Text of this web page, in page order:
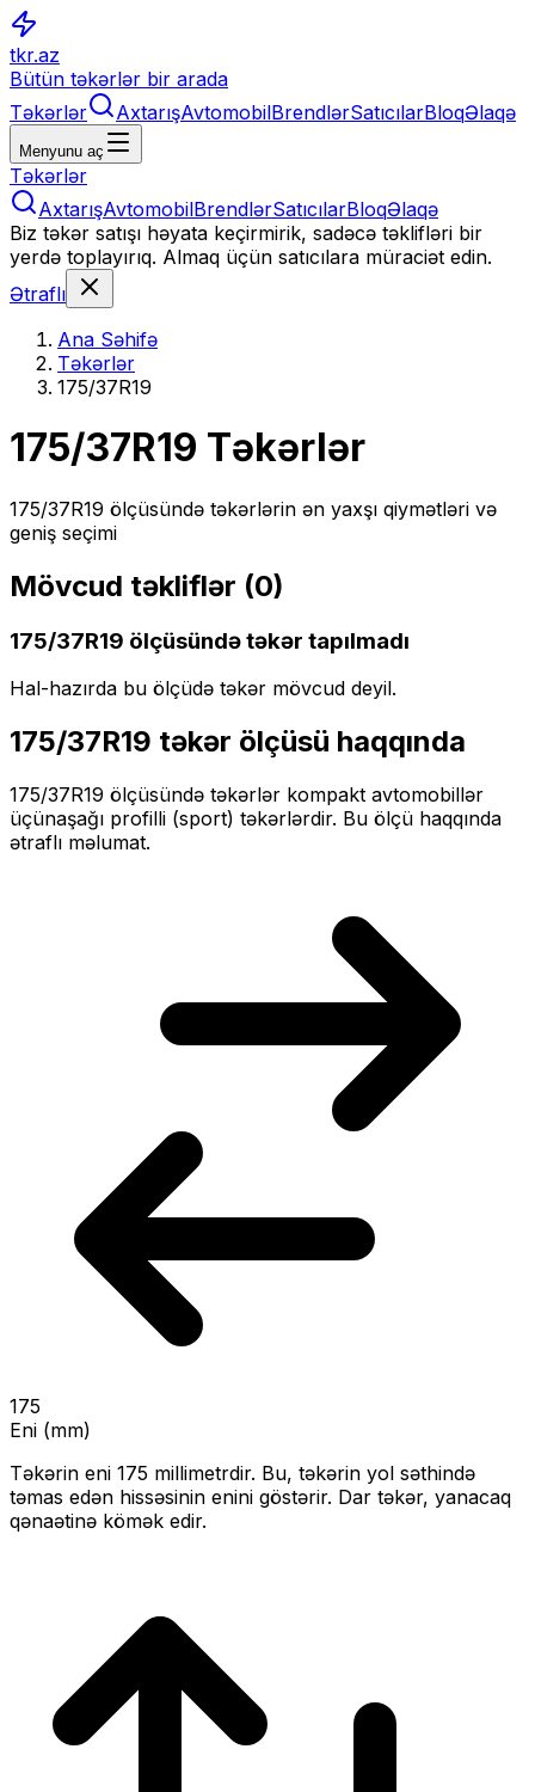
tkr.az
Bütün təkərlər bir arada
Təkərlər
AxtarışAvtomobilBrendlərSatıcılarBloqƏlaqə
Menyunu aç
Təkərlər
AxtarışAvtomobilBrendlərSatıcılarBloqƏlaqə
Biz təkər satışı həyata keçirmirik, sadəcə təklifləri bir
yerdə toplayırıq. Almaq üçün satıcılara müraciət edin.
Ətraflı
Ana Səhifə
Təkərlər
175/37R19
175/37R19 Təkərlər
175/37R19 ölçüsündə təkərlərin ən yaxşı qiymətləri və
geniş seçimi
Mövcud təkliflər (0)
175/37R19 ölçüsündə təkər tapılmadı
Hal-hazırda bu ölçüdə təkər mövcud deyil.
175/37R19 təkər ölçüsü haqqında
175/37R19 ölçüsündə təkərlər kompakt avtomobillər
üçünaşağı profilli (sport) təkərlərdir. Bu ölçü haqqında
ətraflı məlumat.
175
Eni (mm)
Təkərin eni 175 millimetrdir. Bu, təkərin yol səthində
təmas edən hissəsinin enini göstərir. Dar təkər, yanacaq
qənaətinə kömək edir.